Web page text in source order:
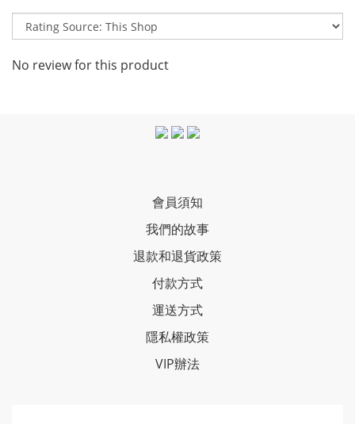
No review for this product
會員須知
我們的故事
退款和退貨政策
付款方式
運送方式
隱私權政策
VIP辦法